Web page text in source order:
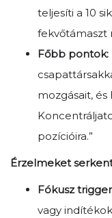
teljesíti a 10
fekvőtámaszt
Főbb pontok:
mozgásait,
pozícióira.”
Érzelmeket
Fókusz
vagy